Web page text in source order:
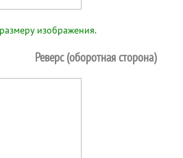
изображения.
Реверс (оборотная сторона)